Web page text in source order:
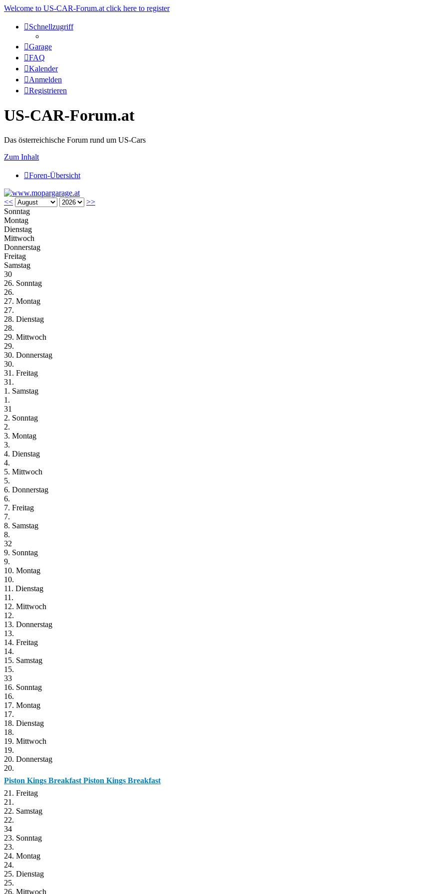
Welcome to US-CAR-Forum.at click here to register
Schnellzugriff
Garage
FAQ
Kalender
Anmelden
Registrieren
US-CAR-Forum.at
Das österreichische Forum rund um US-Cars
Zum Inhalt
Foren-Übersicht
<<
>>
Sonntag
Montag
Dienstag
Mittwoch
Donnerstag
Freitag
Samstag
30
26. Sonntag
26.
27. Montag
27.
28. Dienstag
28.
29. Mittwoch
29.
30. Donnerstag
30.
31. Freitag
31.
1. Samstag
1.
31
2. Sonntag
2.
3. Montag
3.
4. Dienstag
4.
5. Mittwoch
5.
6. Donnerstag
6.
7. Freitag
7.
8. Samstag
8.
32
9. Sonntag
9.
10. Montag
10.
11. Dienstag
11.
12. Mittwoch
12.
13. Donnerstag
13.
14. Freitag
14.
15. Samstag
15.
33
16. Sonntag
16.
17. Montag
17.
18. Dienstag
18.
19. Mittwoch
19.
20. Donnerstag
20.
Piston Kings Breakfast Piston Kings Breakfast
21. Freitag
21.
22. Samstag
22.
34
23. Sonntag
23.
24. Montag
24.
25. Dienstag
25.
26. Mittwoch